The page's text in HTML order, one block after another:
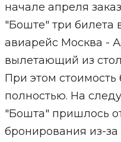
начале апреля
"Боште" три билета
авиарейс Москва -
вылетающий из
При этом
полностью. На
"Бошта" пришлось
бронирования из-